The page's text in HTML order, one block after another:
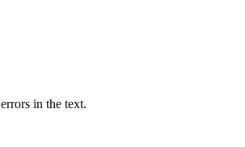
in the text.